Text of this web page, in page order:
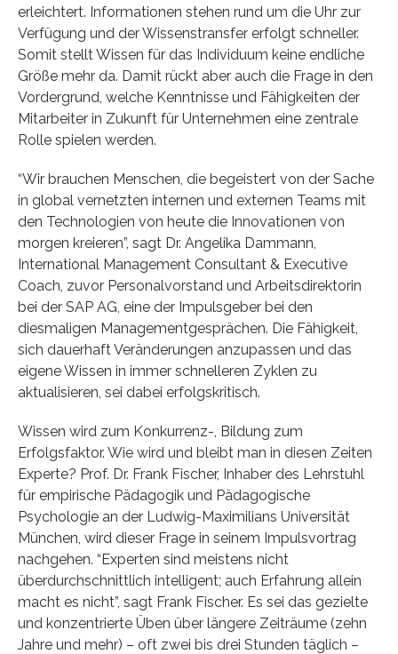
erleichtert. Informationen stehen rund um die Uhr zur
Verfügung und der Wissenstransfer erfolgt schneller.
Somit stellt Wissen für das Individuum keine endliche
Größe mehr da. Damit rückt aber auch die Frage in den
Vordergrund, welche Kenntnisse und Fähigkeiten der
Mitarbeiter in Zukunft für Unternehmen eine zentrale
Rolle spielen werden.
“Wir brauchen Menschen, die begeistert von der Sache
in global vernetzten internen und externen Teams mit
den Technologien von heute die Innovationen von
morgen kreieren”, sagt Dr. Angelika Dammann,
International Management Consultant & Executive
Coach, zuvor Personalvorstand und Arbeitsdirektorin
bei der SAP AG, eine der Impulsgeber bei den
diesmaligen Managementgesprächen. Die Fähigkeit,
sich dauerhaft Veränderungen anzupassen und das
eigene Wissen in immer schnelleren Zyklen zu
aktualisieren, sei dabei erfolgskritisch.
Wissen wird zum Konkurrenz-, Bildung zum
Erfolgsfaktor. Wie wird und bleibt man in diesen Zeiten
Experte? Prof. Dr. Frank Fischer, Inhaber des Lehrstuhl
für empirische Pädagogik und Pädagogische
Psychologie an der Ludwig-Maximilians Universität
München, wird dieser Frage in seinem Impulsvortrag
nachgehen. “Experten sind meistens nicht
überdurchschnittlich intelligent; auch Erfahrung allein
macht es nicht”, sagt Frank Fischer. Es sei das gezielte
und konzentrierte Üben über längere Zeiträume (zehn
Jahre und mehr) – oft zwei bis drei Stunden täglich –